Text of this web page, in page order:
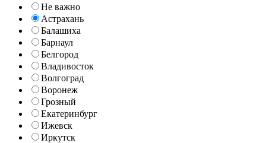
Не важно
Астрахань
Балашиха
Барнаул
Белгород
Владивосток
Волгоград
Воронеж
Грозный
Екатеринбург
Ижевск
Иркутск